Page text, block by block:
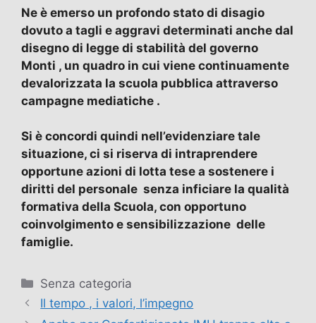
Ne è emerso un profondo stato di disagio
dovuto a tagli e aggravi determinati anche dal
disegno di legge di stabilità del governo
Monti , un quadro in cui viene continuamente
devalorizzata la scuola pubblica attraverso
campagne mediatiche .
Si è concordi quindi nell’evidenziare tale
situazione, ci si riserva di intraprendere
opportune azioni di lotta tese a sostenere i
diritti del personale senza inficiare la qualità
formativa della Scuola, con opportuno
coinvolgimento e sensibilizzazione delle
famiglie.
Categorie
Senza categoria
Il tempo , i valori, l’impegno